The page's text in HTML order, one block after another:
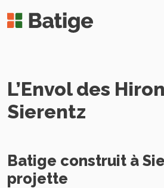
L’Envol des
Sierentz
Batige construit à
projette